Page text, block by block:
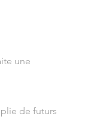
une
de futurs